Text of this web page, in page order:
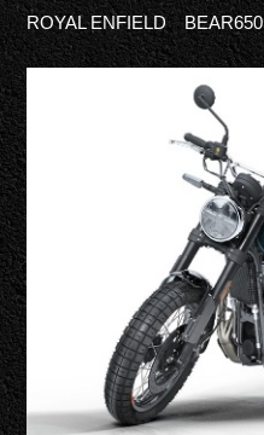
ROYAL ENFIELD BEAR650